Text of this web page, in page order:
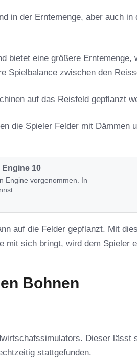
in der Erntemenge, aber auch in
bietet eine größere Erntemenge,
Spielbalance zwischen den
auf das Reisfeld gepflanzt
die Spieler Felder mit Dämmen
Engine 10
Engine vorgenommen. In
auf die Felder gepflanzt. Mit
mit sich bringt, wird dem Spieler
Bohnen
Dieser lässt
stattgefunden.